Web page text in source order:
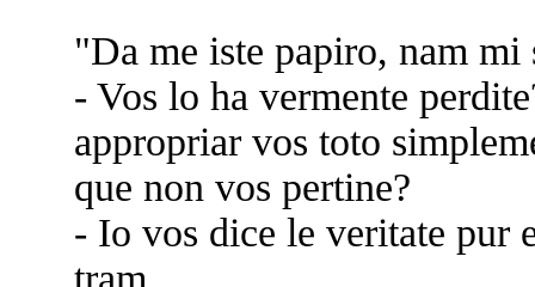
"Da me iste papiro, nam mi
- Vos lo ha vermente
appropriar vos toto
que non vos pertine?
- Io vos dice le veritate pur
tram.